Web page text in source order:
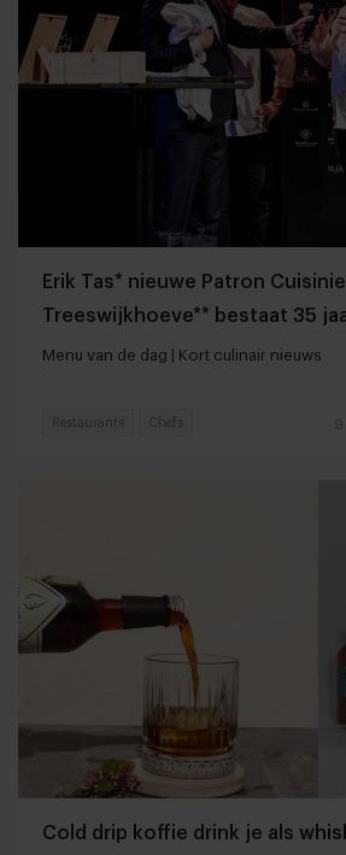
Erik Tas* nieuwe Patron
Treeswijkhoeve** bestaat 35
Menu van de dag | Kort culinair nieuws
9
Restaurants Chefs
Cold drip koffie drink je als